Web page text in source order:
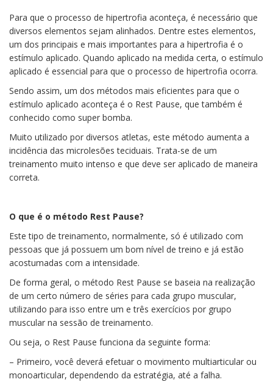
Para que o processo de hipertrofia aconteça, é necessário que
diversos elementos sejam alinhados. Dentre estes elementos,
um dos principais e mais importantes para a hipertrofia é o
estímulo aplicado. Quando aplicado na medida certa, o estímulo
aplicado é essencial para que o processo de hipertrofia ocorra.
Sendo assim, um dos métodos mais eficientes para que o
estímulo aplicado aconteça é o Rest Pause, que também é
conhecido como super bomba.
Muito utilizado por diversos atletas, este método aumenta a
incidência das microlesões teciduais. Trata-se de um
treinamento muito intenso e que deve ser aplicado de maneira
correta.
O que é o método Rest Pause?
Este tipo de treinamento, normalmente, só é utilizado com
pessoas que já possuem um bom nível de treino e já estão
acostumadas com a intensidade.
De forma geral, o método Rest Pause se baseia na realização
de um certo número de séries para cada grupo muscular,
utilizando para isso entre um e três exercícios por grupo
muscular na sessão de treinamento.
Ou seja, o Rest Pause funciona da seguinte forma:
– Primeiro, você deverá efetuar o movimento multiarticular ou
monoarticular, dependendo da estratégia, até a falha.